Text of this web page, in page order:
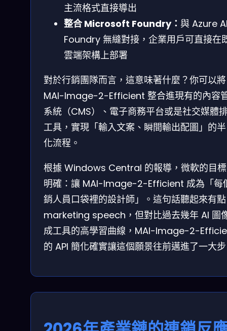
主流格式直接導出
整合 Microsoft Foundry： 與 Azure
Foundry 無縫對接，企業用戶可直接在
雲端架構上部署
對於行銷團隊而言，這意味著什麼？你可以將
MAI-Image-2-Efficient 整合進現有的內容
系統（CMS）、電子商務平台或是社交媒體
工具，實現「輸入文案、瞬間輸出配圖」的
化流程。
根據 Windows Central 的報導，微軟的目
明確：讓 MAI-Image-2-Efficient 成為「每
銷人員口袋裡的設計師」。這句話聽起來有點
marketing speech，但對比過去幾年 AI 圖
成工具的高學習曲線，MAI-Image-2-
的 API 簡化確實讓這個願景往前邁進了一大